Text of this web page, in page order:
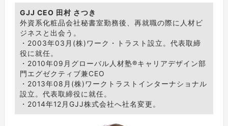
GJJ CEO 田村 さつき
外資系化粧品会社秘書室勤務後、再就職の際に人材ビ
ジネスと出会う。
・2003年03月(株)ワーク・トラスト設立。代表取締
役に就任。
・2010年09月グローバル人材塾®キャリアデザイン部
門エグゼクティブ兼CEO
・2013年08月(株)ワークトラストインターナショナル
設立。代表取締役に就任。
・2014年12月GJJ株式会社へ社名変更。